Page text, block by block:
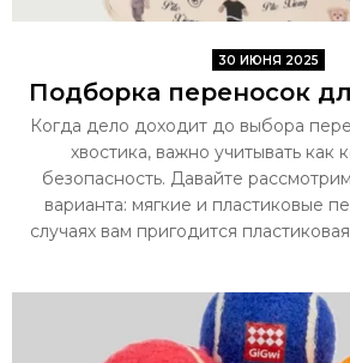
30 ИЮНЯ 2025
Подборка переносок
Когда дело доходит до выбора
хвостика, важно учитывать как
безопасность. Давайте
варианта: мягкие и пластиковые
случаях вам пригодится